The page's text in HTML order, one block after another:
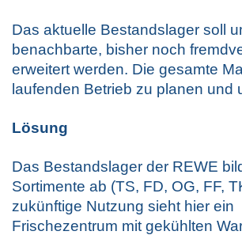
Das aktuelle Bestandslager soll
benachbarte, bisher noch
erweitert werden. Die gesamte
laufenden Betrieb zu planen und
Lösung
Das Bestandslager der REWE
Sortimente ab (TS, FD, OG, FF,
zukünftige Nutzung sieht hier ein
Frischezentrum mit gekühlten